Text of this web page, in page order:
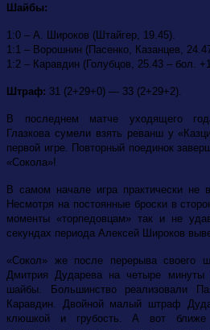
Шайбы:
1:0 – А. Широков (Штайгер, 19.45).
1:1 – Ворошнин (Пасенко, Казанцев,
1:2 – Каравдин (Голубцов, 25.43 – бол.
Штраф: 31 (2+29+0) — 33 (2+29+2).
В последнем матче уходящего
Глазкова сумели взять реванш у
первой игре. Повторный поединок
«Сокола»!
В самом начале игра практически не
Несмотря на постоянные броски в
моменты «торпедовцам» так и не
секундах периода Алексей Широков
«Сокол» же после перерыва своего
Дмитрия Дударева на четыре минуты
шайбы. Большинство реализовали
Каравдин. Двойной малый штраф
клюшкой и грубость. А вот ближе